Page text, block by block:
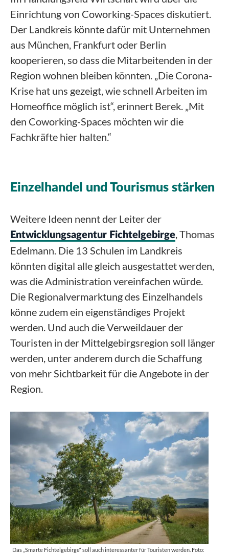
Einrichtung von Coworking-Spaces diskutiert.
Der Landkreis könnte dafür mit Unternehmen
aus München, Frankfurt oder Berlin
kooperieren, so dass die Mitarbeitenden in der
Region wohnen bleiben könnten. „Die Corona-
Krise hat uns gezeigt, wie schnell Arbeiten im
Homeoffice möglich ist“, erinnert Berek. „Mit
den Coworking-Spaces möchten wir die
Fachkräfte hier halten.“
Einzelhandel und Tourismus stärken
Weitere Ideen nennt der Leiter der
Entwicklungsagentur Fichtelgebirge, Thomas
Edelmann. Die 13 Schulen im Landkreis
könnten digital alle gleich ausgestattet werden,
was die Administration vereinfachen würde.
Die Regionalvermarktung des Einzelhandels
könne zudem ein eigenständiges Projekt
werden. Und auch die Verweildauer der
Touristen in der Mittelgebirgsregion soll länger
werden, unter anderem durch die Schaffung
von mehr Sichtbarkeit für die Angebote in der
Region.
Das „Smarte Fichtelgebirge“ soll auch interessanter für Touristen werden. Foto: